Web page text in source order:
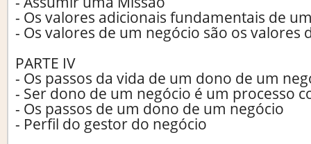
- Os valores adicionais fundamentais de
- Os valores de um negócio são os valores
PARTE IV
- Os passos da vida de um dono de um
- Ser dono de um negócio é um processo
- Os passos de um dono de um negócio
- Perfil do gestor do negócio